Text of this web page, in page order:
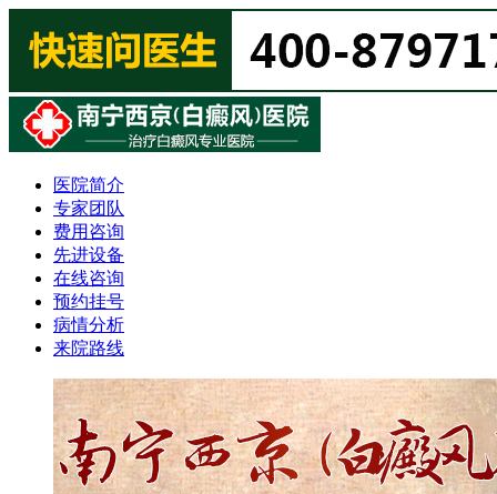
医院简介
专家团队
费用咨询
先进设备
在线咨询
预约挂号
病情分析
来院路线